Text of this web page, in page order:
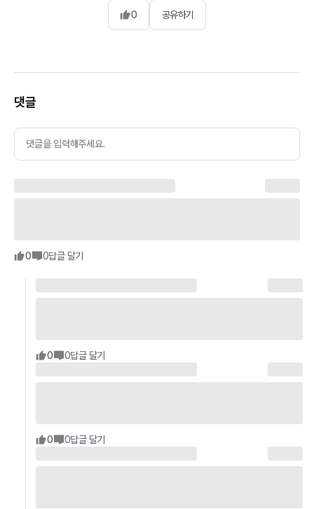
0 공유하기
댓글
댓글을 입력해주세요.
0 0답글 달기
0 0답글 달기
0 0답글 달기